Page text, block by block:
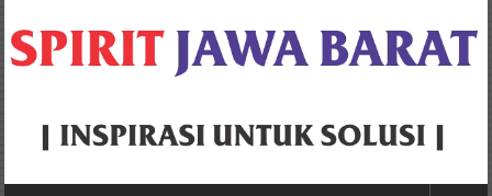
to
content
Spirit